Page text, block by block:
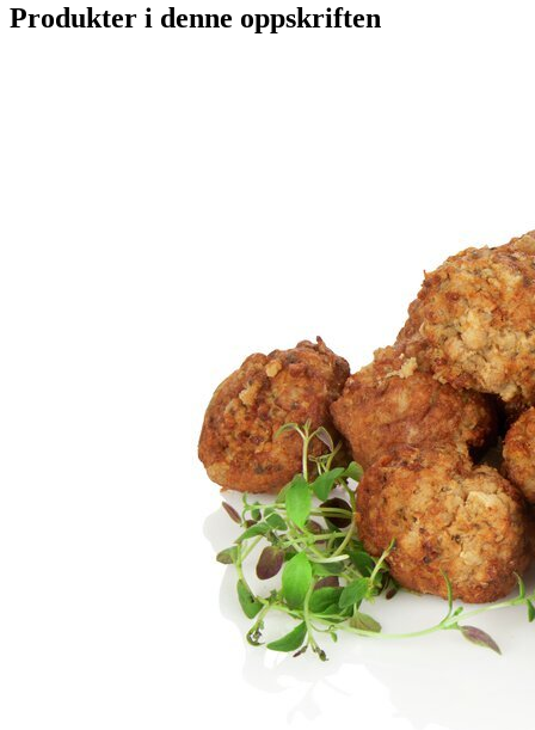
Produkter i denne oppskriften